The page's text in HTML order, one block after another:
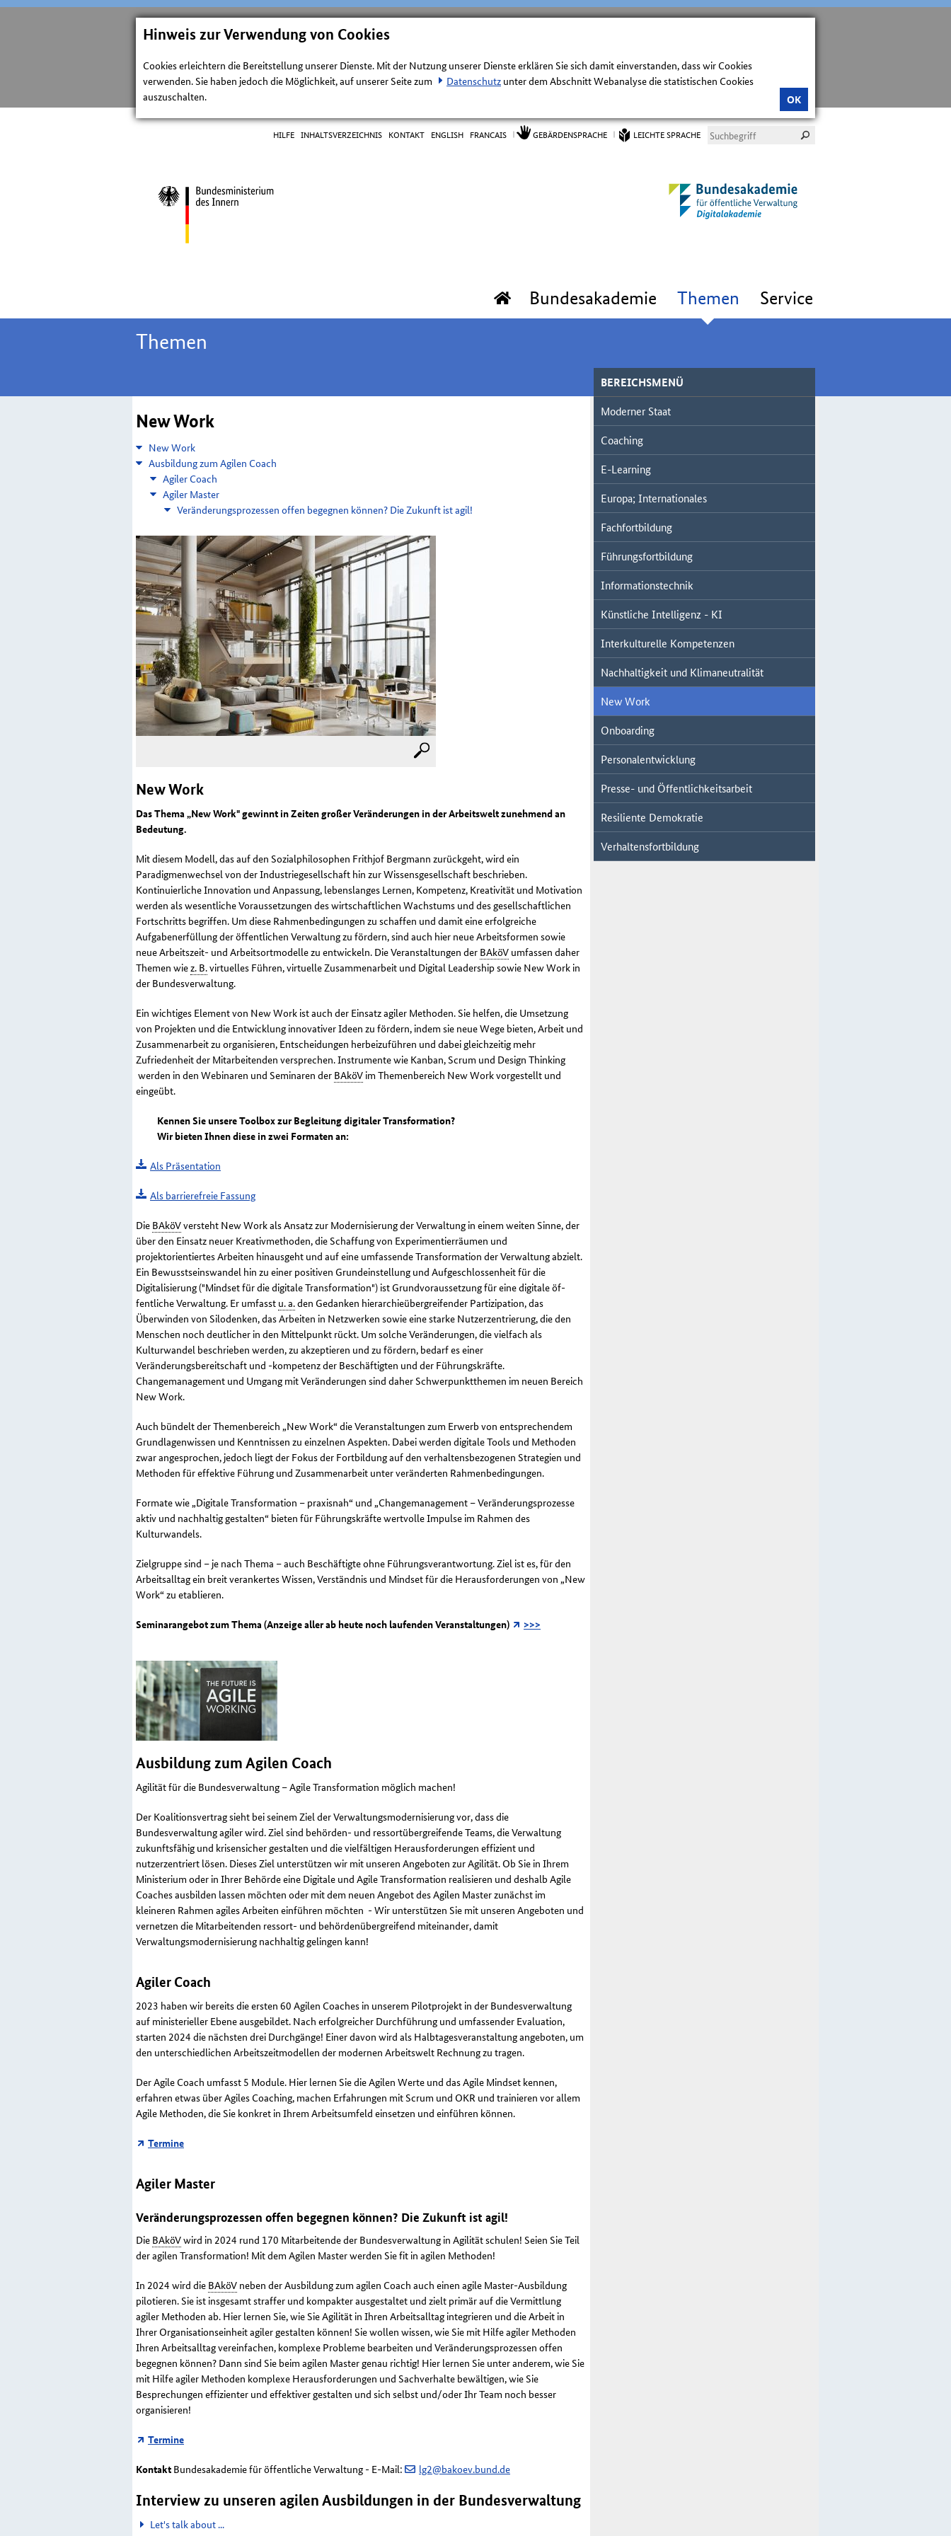
Hinweis zur Verwendung von Cookies
Cookies erleichtern die Bereitstellung unserer Dienste. Mit der Nutzung unserer Dienste erklären Sie sich damit einverstanden, dass wir Cookies
verwenden. Sie haben jedoch die Möglichkeit, auf unserer Seite zum
Datenschutz unter dem Abschnitt Webanalyse die statistischen Cookies
auszuschalten.
OK
HILFE INHALTSVERZEICHNIS KONTAKT ENGLISH FRANCAIS GEBÄRDENSPRACHE LEICHTE SPRACHE
Bundesakademie Themen Service
Themen
New Work
New Work
Ausbildung zum Agilen Coach
Agiler Coach
Agiler Master
Veränderungsprozessen offen begegnen können? Die Zukunft ist agil!
New Work
Das Thema „New Work" gewinnt in Zeiten großer Veränderungen in der Arbeitswelt zunehmend an
Bedeutung.
Mit diesem Modell, das auf den Sozialphilosophen Frithjof Bergmann zurückgeht, wird ein
Paradigmenwechsel von der Industriegesell­schaft hin zur Wissensgesellschaft beschrieben.
Kontinuierliche Innovation und An­passung, lebenslanges Lernen, Kompetenz, Kreativität und Motivation
werden als wesentliche Voraussetzungen des wirtschaftlichen Wachstums und des gesellschaft­lichen
Fortschritts begriffen. Um diese Rahmenbedingungen zu schaffen und damit eine erfolgreiche
Aufgabenerfüllung der öffentlichen Verwaltung zu fördern, sind auch hier neue Arbeitsformen sowie
neue Arbeitszeit- und Arbeitsortmodelle zu ent­wickeln. Die Veranstaltungen der BAköV umfassen daher
Themen wiez. B.virtuelles Führen, virtuelle Zusammenarbeit und Digital Leadershipsowie New Work in
der Bundesverwaltung.
Ein wichtiges Element von New Work ist auch der Einsatz agiler Methoden. Sie helfen, die Umsetzung
von Projekten und die Entwicklung innovativer Ideen zu för­dern, indem sie neue Wege bieten, Arbeit und
Zusammenarbeit zu organisieren, Entscheidungen herbeizuführen und dabei gleichzeitig mehr
Zufriedenheit der Mi­tarbeitenden versprechen. Instrumente wie Kanban, Scrum und Design Thinking
werden in den Webinaren und Seminaren der BAköV im Themenbereich New Workvorgestellt und
eingeübt.
Kennen Sie unsereToolboxzur Begleitung digitaler Transformation?
Wir bieten Ihnen diese in zwei Formaten an:
Als Präsentation
Als barrierefreie Fassung
Die BAköVversteht New Workals Ansatz zur Modernisierung der Verwal­tung in einem weiten Sinne, der
über den Einsatz neuer Kreativmethoden, die Schaf­fung von Experimentierräumen und
projektorientiertes Arbeiten hinausgeht und auf eine umfassende Transformation der Verwaltung abzielt.
Ein Bewusstseinswandel hin zu einer positiven Grundeinstellung und Aufgeschlossenheit für die
Digitalisierung ("Mindsetfür die digitale Transformation") ist Grundvoraussetzung für eine digitale öf­
fentliche Verwaltung. Er umfasst u. a.den Gedanken hierarchieübergreifender Partiz­ipation, das
Überwinden von Silodenken, das Arbeiten in Netzwerken sowie eine starke Nutzerzentrierung, die den
Menschen noch deutlicher in den Mittelpunkt rückt. Um solche Veränderungen, die vielfach als
Kulturwandel beschrieben werden, zu akzeptieren und zu fördern, bedarf es einer
Veränderungsbereitschaft und -kompe­tenz der Beschäftigten und der Führungskräfte.
Changemanagement und Umgang mit Veränderungen sind daher Schwerpunktthemen im neuen Bereich
New Work.
Auch bündelt der Themenbereich „New Work“ die Veranstaltungen zum Erwerb von entsprechendem
Grundlagenwissen und Kenntnissen zu einzelnen Aspekten. Dabei werden digitaleTools und Methoden
zwar angesprochen, jedoch liegt der Fokus der Fortbildung auf den verhaltensbezogenen Strategien und
Methoden für effektive Führung und Zusammenarbeit unter veränderten Rahmenbedingungen.
Formate wie „Digitale Transformation – praxisnah“ und „Changemanagement – Veränderungsprozesse
aktiv und nachhaltig gestalten“ bieten für Führungskräfte wertvolle Impulse im Rahmen des
Kulturwandels.
Zielgruppe sind – je nach Thema – auch Beschäftigte ohne Führungsverantwortung. Ziel ist es, für den
Arbeitsalltag ein breit verankertes Wissen, Verständnis und Mindset für die Herausforderungen von „New
Work“ zu etablieren.
Seminarangebot zum Thema (Anzeige aller ab heute noch laufenden Veranstaltungen) >>>
Ausbildung zum Agilen Coach
Agilität für die Bundesverwaltung – Agile Transformation möglich machen!
Der Koalitionsvertrag sieht bei seinem Ziel der Verwaltungsmodernisierung vor, dass die
Bundesverwaltung agiler wird. Ziel sind behörden- und ressortübergreifende Teams, die Verwaltung
zukunftsfähig und krisensicher gestalten und die vielfältigen Herausforderungen effizient und
nutzerzentriert lösen. Dieses Ziel unterstützen wir mit unseren Angeboten zur Agilität. Ob Sie in Ihrem
Ministerium oder in Ihrer Behörde eine Digitale und Agile Transformation realisieren und deshalb Agile
Coachesausbilden lassen möchten oder mit dem neuen Angebot des Agilen Master zunächst im
kleineren Rahmen agiles Arbeiten einführen möchten - Wir unterstützen Sie mit unseren Angeboten und
vernetzen die Mitarbeitenden ressort- und behördenübergreifend miteinander, damit
Verwaltungsmodernisierung nachhaltig gelingen kann!
Agiler Coach
2023 haben wir bereits die ersten 60 Agilen Coaches in unserem Pilotprojekt in der Bundesverwaltung
auf ministerieller Ebene ausgebildet. Nach erfolgreicher Durchführung und umfassender Evaluation,
starten 2024 die nächsten drei Durchgänge! Einer davon wird als Halbtagesveranstaltung angeboten, um
den unterschiedlichen Arbeitszeitmodellen der modernen Arbeitswelt Rechnung zu tragen.
Der Agile Coach umfasst 5 Module. Hier lernen Sie die Agilen Werte und das Agile Mindset kennen,
erfahren etwas über AgilesCoaching, machen Erfahrungen mit Scrum und OKR und trainieren vor allem
Agile Methoden, die Sie konkret in Ihrem Arbeitsumfeld einsetzen und einführen können.
Termine
Agiler Master
Veränderungsprozessen offen begegnen können? Die Zukunft ist agil!
Die BAköVwird in 2024 rund 170 Mitarbeitende der Bundesverwaltung in Agilität schulen! Seien Sie Teil
der agilen Transformation! Mit dem Agilen Master werden Sie fit in agilen Methoden!
In 2024 wird die BAköV neben der Ausbildung zum agilen Coach auch einen agile Master-Ausbildung
pilotieren. Sie ist insgesamt straffer und kompakter ausgestaltet und zielt primär auf die Vermittlung
agiler Methoden ab. Hier lernen Sie, wie Sie Agilität in Ihren Arbeitsalltag integrieren und die Arbeit in
Ihrer Organisationseinheit agiler gestalten können! Sie wollen wissen, wie Sie mit Hilfe agiler Methoden
Ihren Arbeitsalltag vereinfachen, komplexe Probleme bearbeiten und Veränderungsprozessen offen
begegnen können? Dann sind Sie beim agilen Master genau richtig! Hier lernen Sie unter anderem, wie Sie
mit Hilfe agiler Methoden komplexe Herausforderungen und Sachverhalte bewältigen, wie Sie
Besprechungen effizienter und effektiver gestalten und sich selbst und/oder Ihr Team noch besser
organisieren!
Termine
Kontakt Bundesakademie für öffentliche Verwaltung - E-Mail: lg2@bakoev.bund.de
Interview zu unseren agilen Ausbildungen in der Bundesverwaltung
Let's talk about ...
BEREICHSMENÜ
Moderner Staat
Coaching
E-Learning
Europa; Internationales
Fachfortbildung
Führungsfortbildung
Informationstechnik
Künstliche Intelligenz - KI
Interkulturelle Kompetenzen
Nachhaltigkeit und Klimaneutralität
New Work
Onboarding
Personalentwicklung
Presse- und Öffentlichkeitsarbeit
Resiliente Demokratie
Verhaltensfortbildung